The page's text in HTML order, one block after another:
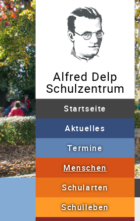
Alfred Delp
Schulzentrum
Startseite
Aktuelles
Termine
Menschen
Schularten
Schulleben